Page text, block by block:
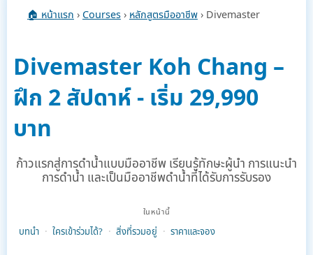
🏠 หน้าแรก › Courses› หลักสูตรมืออาชีพ› Divemaster
Divemaster Koh Chang –
ฝึก 2 สัปดาห์ - เริ่ม 29,990
บาท
ก้าวแรกสู่การดำน้ำแบบมืออาชีพ เรียนรู้ทักษะผู้นำ การแนะนำ
การดำน้ำ และเป็นมืออาชีพดำน้ำที่ได้รับการรับรอง
ในหน้านี้
บทนำ ใครเข้าร่วมได้? สิ่งที่รวมอยู่ ราคาและจอง